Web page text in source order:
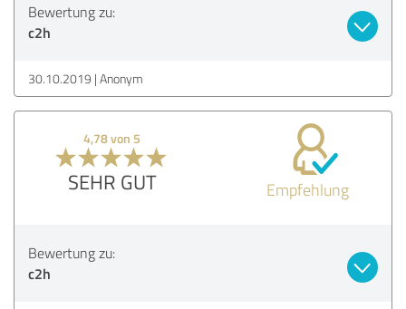
Bewertung zu:
c2h
30.10.2019 Anonym
4,78 von 5
SEHR GUT Empfehlung
Bewertung zu:
c2h